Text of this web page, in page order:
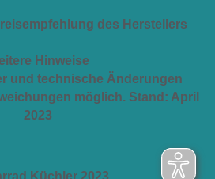
des Herstellers
Hinweise
und technische Änderungen
möglich. Stand: April
2023
Küchler 2023